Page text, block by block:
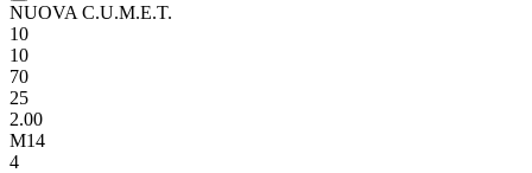
NUOVA C.U.M.E.T.
10
10
70
25
2.00
M14
4